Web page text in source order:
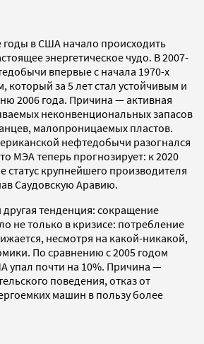
в США начало происходить
энергетическое чудо. В 2007-
впервые с начала 1970-х
который за 5 лет стал устойчивым и
2006 года. Причина — активная
неконвенциональных запасов
малопроницаемых пластов.
нефтедобычи разогнался
МЭА теперь прогнозирует: к 2020
статус крупнейшего производителя
Саудовскую Аравию.
тенденция: сокращение
не только в кризисе: потребление
несмотря на какой-никакой,
По сравнению с 2005 годом
упал почти на 10%. Причина —
поведения, отказ от
машин в пользу более